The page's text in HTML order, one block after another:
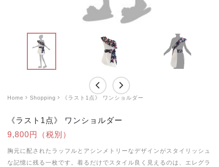
Home Shopping 《ラスト1点》 ワンショルダー
《ラスト1点》 ワンショルダー
9,800円（税別）
胸元に配されたラッフルとアシンメトリーなデザインがスタイリッシュ
な記憶に残る一枚です。着るだけでスタイル良く見えるのは、エレグラ